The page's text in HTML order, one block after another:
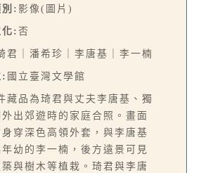
別: 影像(圖片)
化:否
君｜潘希珍｜李唐基｜李一楠
: 國立臺灣文學館
藏品為琦君與丈夫李唐基、獨
出郊遊時的家庭合照。畫面
身穿深色高領外套，與李唐基
幼的李一楠，後方遠景可見
與樹木等植栽。琦君與李唐